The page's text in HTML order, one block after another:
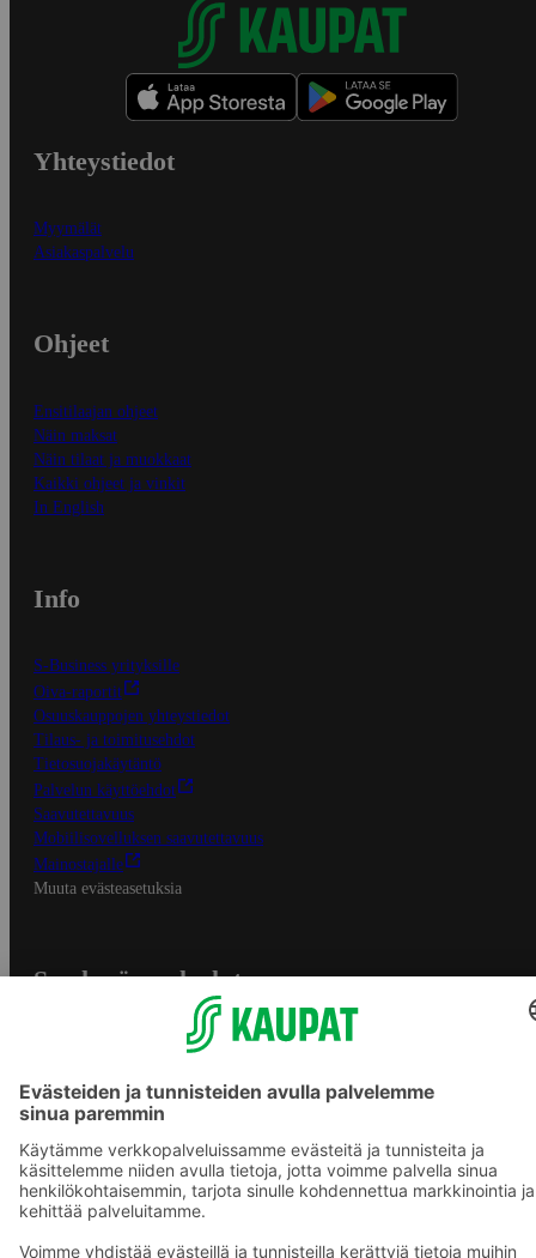
Yhteystiedot
Myymälät
Asiakaspalvelu
Ohjeet
Ensitilaajan ohjeet
Näin maksat
Näin tilaat ja muokkaat
Kaikki ohjeet ja vinkit
In English
Info
S-Business yrityksille
Oiva-raportit
Osuuskauppojen yhteystiedot
Tilaus- ja toimitusehdot
Tietosuojakäytäntö
Palvelun käyttöehdot
Saavutettavuus
Mobiilisovelluksen saavutettavuus
Mainostajalle
Muuta evästeasetuksia
S-ryhmän palvelut
Yhteishyvä Ruoka -sovellus
S-ostoslista -sovellus
Prisma.fi
Sokos.fi
S-Pankki